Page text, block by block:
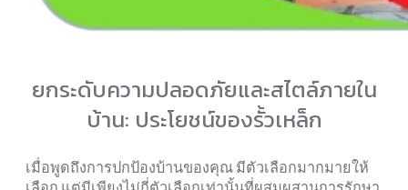
ยกระดับความปลอดภัยและสไตล์ภายใน
บ้าน: ประโยชน์ของรั้วเหล็ก
เมื่อพูดถึงการปกป้องบ้านของคุณ มีตัวเลือกมากมายให้